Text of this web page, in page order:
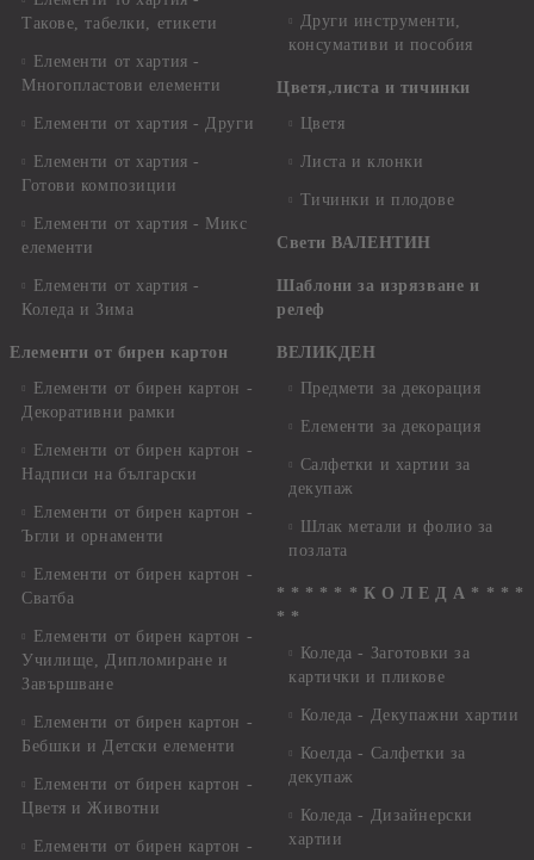
Такове, табелки, етикети
Елементи от хартия -
Многопластови елементи
Елементи от хартия - Други
Елементи от хартия -
Готови композиции
Елементи от хартия - Микс
елементи
Елементи от хартия -
Коледа и Зима
Елементи от бирен картон
Елементи от бирен картон -
Декоративни рамки
Елементи от бирен картон -
Надписи на български
Елементи от бирен картон -
Ъгли и орнаменти
Елементи от бирен картон -
Сватба
Елементи от бирен картон -
Училище, Дипломиране и
Завършване
Елементи от бирен картон -
Бебшки и Детски елементи
Елементи от бирен картон -
Цветя и Животни
Елементи от бирен картон -
Други инструменти,
консумативи и пособия
Цветя,листа и тичинки
Цветя
Листа и клонки
Тичинки и плодове
Свети ВАЛЕНТИН
Шаблони за изрязване и
релеф
ВЕЛИКДЕН
Предмети за декорация
Елементи за декорация
Салфетки и хартии за
декупаж
Шлак метали и фолио за
позлата
* * * * * * К О Л Е Д А * * * *
* *
Коледа - Заготовки за
картички и пликове
Коледа - Декупажни хартии
Коелда - Салфетки за
декупаж
Коледа - Дизайнерски
хартии